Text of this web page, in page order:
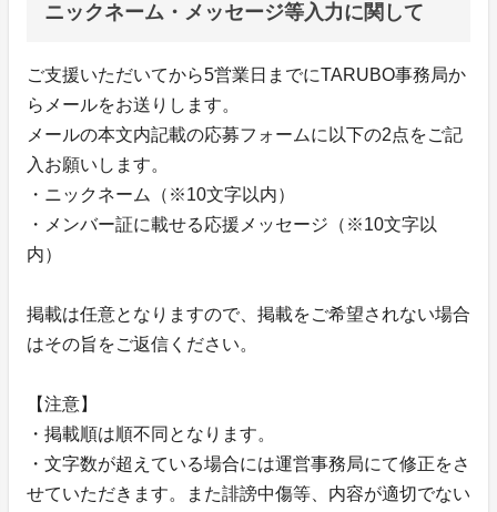
ニックネーム・メッセージ等入力に関して
ご支援いただいてから5営業日までにTARUBO事務局か
らメールをお送りします。
メールの本文内記載の応募フォームに以下の2点をご記
入お願いします。
・ニックネーム（※10文字以内）
・メンバー証に載せる応援メッセージ（※10文字以
内）
掲載は任意となりますので、掲載をご希望されない場合
はその旨をご返信ください。
【注意】
・掲載順は順不同となります。
・文字数が超えている場合には運営事務局にて修正をさ
せていただきます。また誹謗中傷等、内容が適切でない